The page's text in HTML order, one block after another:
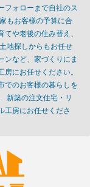
フォローまで自社のス
もお客様の予算に合
や老後の住み替え、
地探しからもお任せ
ンなど、家づくりにま
にお任せください。
でのお客様の暮らしを
新築の注文住宅・リ
工房にお任せくださ